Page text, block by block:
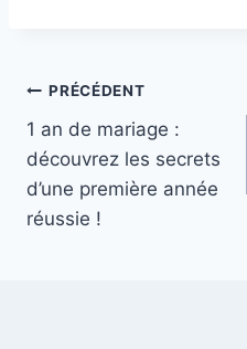
Navigation
de
l’article
PRÉCÉDENT
1 an de mariage :
découvrez les secrets
d’une première année
réussie !